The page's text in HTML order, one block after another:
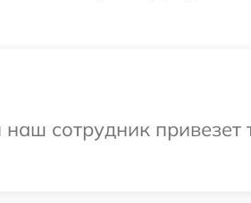
сотрудник привезет